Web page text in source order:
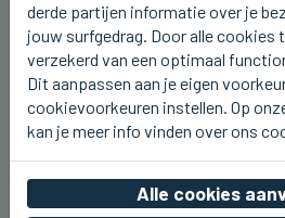
TORHOUT
Grote rookpluim te
Wijnendale
wo 05 augustus 2026, 23:31
derde partijen informatie over je
jouw surfgedrag. Door alle cookies
verzekerd van een optimaal
Dit aanpassen aan je eigen
cookievoorkeuren instellen. Op
kan je meer info vinden over ons
Alle cookies